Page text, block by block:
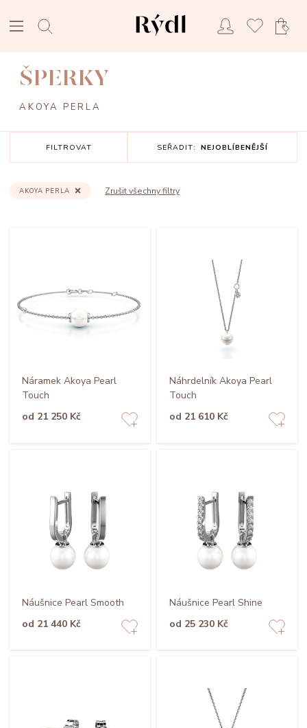
ŠPERKY
AKOYA PERLA
FILTROVAT SEŘADIT: NEJOBLÍBENĚJŠÍ
Zrušit všechny filtry
AKOYA PERLA
Náramek Akoya Pearl
Touch
od 21 250 Kč
Náhrdelník Akoya Pearl
Touch
od 21 610 Kč
Náušnice Pearl Smooth
od 21 440 Kč
Náušnice Pearl Shine
od 25 230 Kč